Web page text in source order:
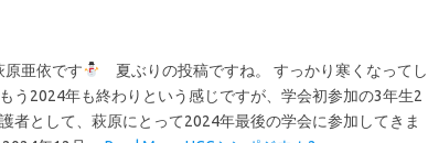
原亜依です
夏ぶりの投稿ですね。 すっかり寒くなってし
う2024年も終わりという感じですが、学会初参加の3年生2
者として、萩原にとって2024年最後の学会に参加してきま